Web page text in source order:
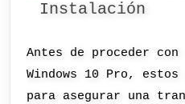
Instalación
Antes de proceder
Windows 10 Pro,
para asegurar una